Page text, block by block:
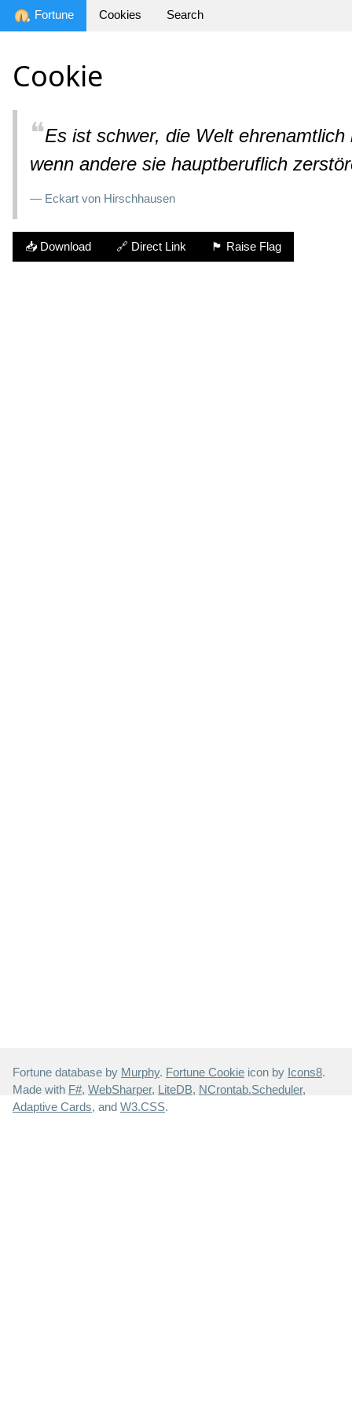
Fortune Cookies Search
Cookie
❝Es ist schwer, die Welt
wenn andere sie hauptberuflich
— Eckart von Hirschhausen
📥 Download 🔗 Direct Link 🏴 Raise Flag
Fortune database by Murphy. Fortune Cookie icon by Icons8.
Made with F#, WebSharper, LiteDB, NCrontab.Scheduler,
Adaptive Cards, and W3.CSS.